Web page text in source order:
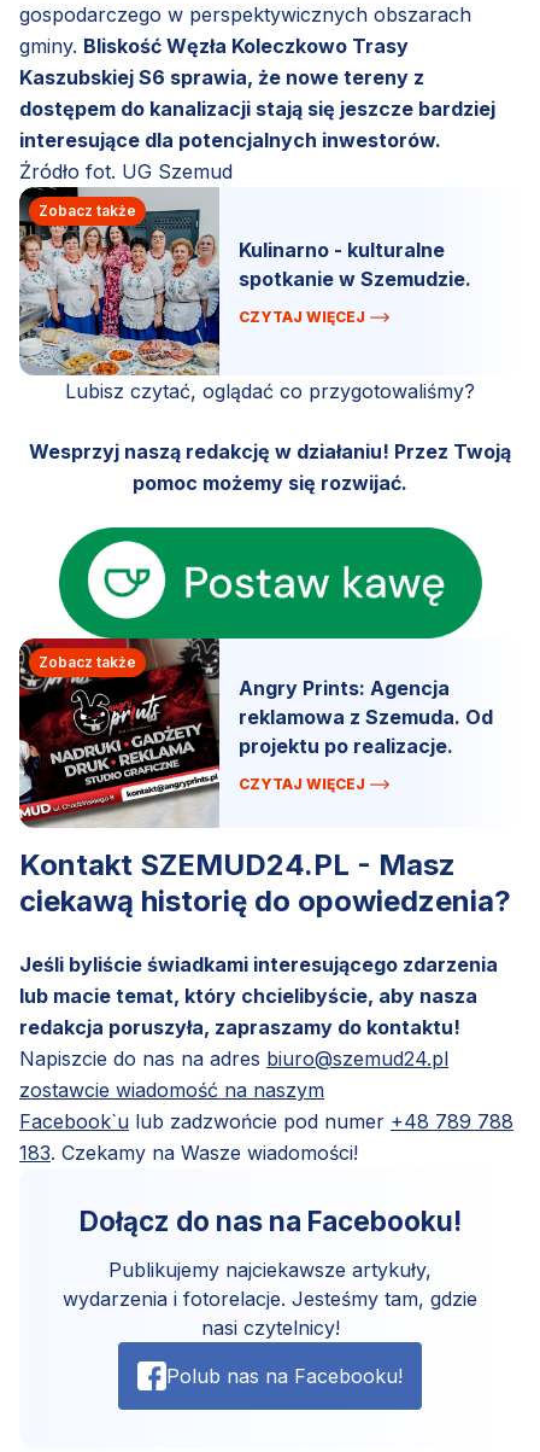
gospodarczego w perspektywicznych obszarach
gminy. Bliskość Węzła Koleczkowo Trasy
Kaszubskiej S6 sprawia, że nowe tereny z
dostępem do kanalizacji stają się jeszcze bardziej
interesujące dla potencjalnych inwestorów.
Źródło fot. UG Szemud
Zobacz także
Kulinarno - kulturalne
spotkanie w Szemudzie.
CZYTAJ WIĘCEJ
Lubisz czytać, oglądać co przygotowaliśmy?
Wesprzyj naszą redakcję w działaniu! Przez Twoją
pomoc możemy się rozwijać.
Zobacz także
Angry Prints: Agencja
reklamowa z Szemuda. Od
projektu po realizacje.
CZYTAJ WIĘCEJ
Kontakt SZEMUD24.PL - Masz
ciekawą historię do opowiedzenia?
Jeśli byliście świadkami interesującego zdarzenia
lub macie temat, który chcielibyście, aby nasza
redakcja poruszyła, zapraszamy do kontaktu!
Napiszcie do nas na adres biuro@szemud24.pl
zostawcie wiadomość na naszym
Facebook`u lub zadzwońcie pod numer +48 789 788
183. Czekamy na Wasze wiadomości!
Dołącz do nas na Facebooku!
Publikujemy najciekawsze artykuły,
wydarzenia i fotorelacje. Jesteśmy tam, gdzie
nasi czytelnicy!
Polub nas na Facebooku!